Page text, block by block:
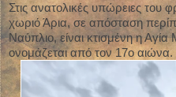
Στις ανατολικές υπώρειες του
χωριό Άρια, σε απόσταση
Ναύπλιο, είναι κτισμένη η
ονομάζεται από τον 17ο αιώνα.